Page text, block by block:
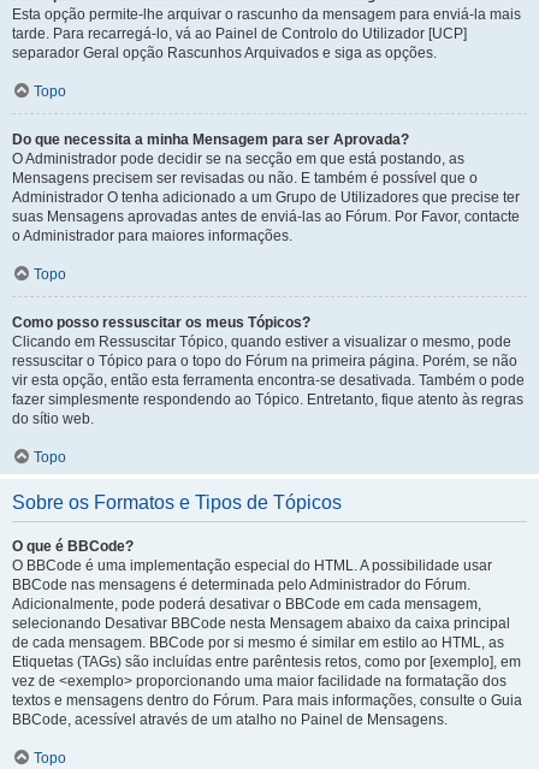
Esta opção permite-lhe arquivar o rascunho da mensagem para enviá-la mais
tarde. Para recarregá-lo, vá ao Painel de Controlo do Utilizador [UCP]
separador Geral opção Rascunhos Arquivados e siga as opções.
Topo
Do que necessita a minha Mensagem para ser Aprovada?
O Administrador pode decidir se na secção em que está postando, as
Mensagens precisem ser revisadas ou não. E também é possível que o
Administrador O tenha adicionado a um Grupo de Utilizadores que precise ter
suas Mensagens aprovadas antes de enviá-las ao Fórum. Por Favor, contacte
o Administrador para maiores informações.
Topo
Como posso ressuscitar os meus Tópicos?
Clicando em Ressuscitar Tópico, quando estiver a visualizar o mesmo, pode
ressuscitar o Tópico para o topo do Fórum na primeira página. Porém, se não
vir esta opção, então esta ferramenta encontra-se desativada. Também o pode
fazer simplesmente respondendo ao Tópico. Entretanto, fique atento às regras
do sítio web.
Topo
Sobre os Formatos e Tipos de Tópicos
O que é BBCode?
O BBCode é uma implementação especial do HTML. A possibilidade usar
BBCode nas mensagens é determinada pelo Administrador do Fórum.
Adicionalmente, pode poderá desativar o BBCode em cada mensagem,
selecionando Desativar BBCode nesta Mensagem abaixo da caixa principal
de cada mensagem. BBCode por si mesmo é similar em estilo ao HTML, as
Etiquetas (TAGs) são incluídas entre parêntesis retos, como por [exemplo], em
vez de <exemplo> proporcionando uma maior facilidade na formatação dos
textos e mensagens dentro do Fórum. Para mais informações, consulte o Guia
BBCode, acessível através de um atalho no Painel de Mensagens.
Topo